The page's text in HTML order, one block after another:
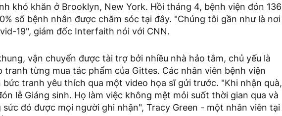
khó khăn ở Brooklyn, New York. Hồi tháng 4, bệnh viện đón 136
số bệnh nhân được chăm sóc tại đây. "Chúng tôi gần như là nơi
19", giám đốc Interfaith nói với CNN.
vận chuyển được tài trợ bởi nhiều nhà hảo tâm, chủ yếu là
tranh từng mua tác phẩm của Gittes. Các nhân viên bệnh viện
bức tranh yêu thích qua một video họa sĩ gửi trước. "Khi nhận quà,
lễ Giáng sinh. Họ làm việc không mệt mỏi suốt thời gian qua và
đó được mọi người ghi nhận", Tracy Green - một nhân viên tại